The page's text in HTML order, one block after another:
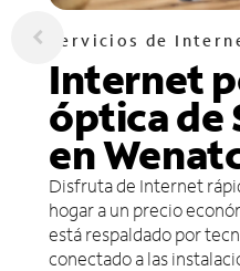
Servicios de
Internet
óptica de
en
Disfruta de Internet
hogar a un precio
está respaldado por
conectado a las